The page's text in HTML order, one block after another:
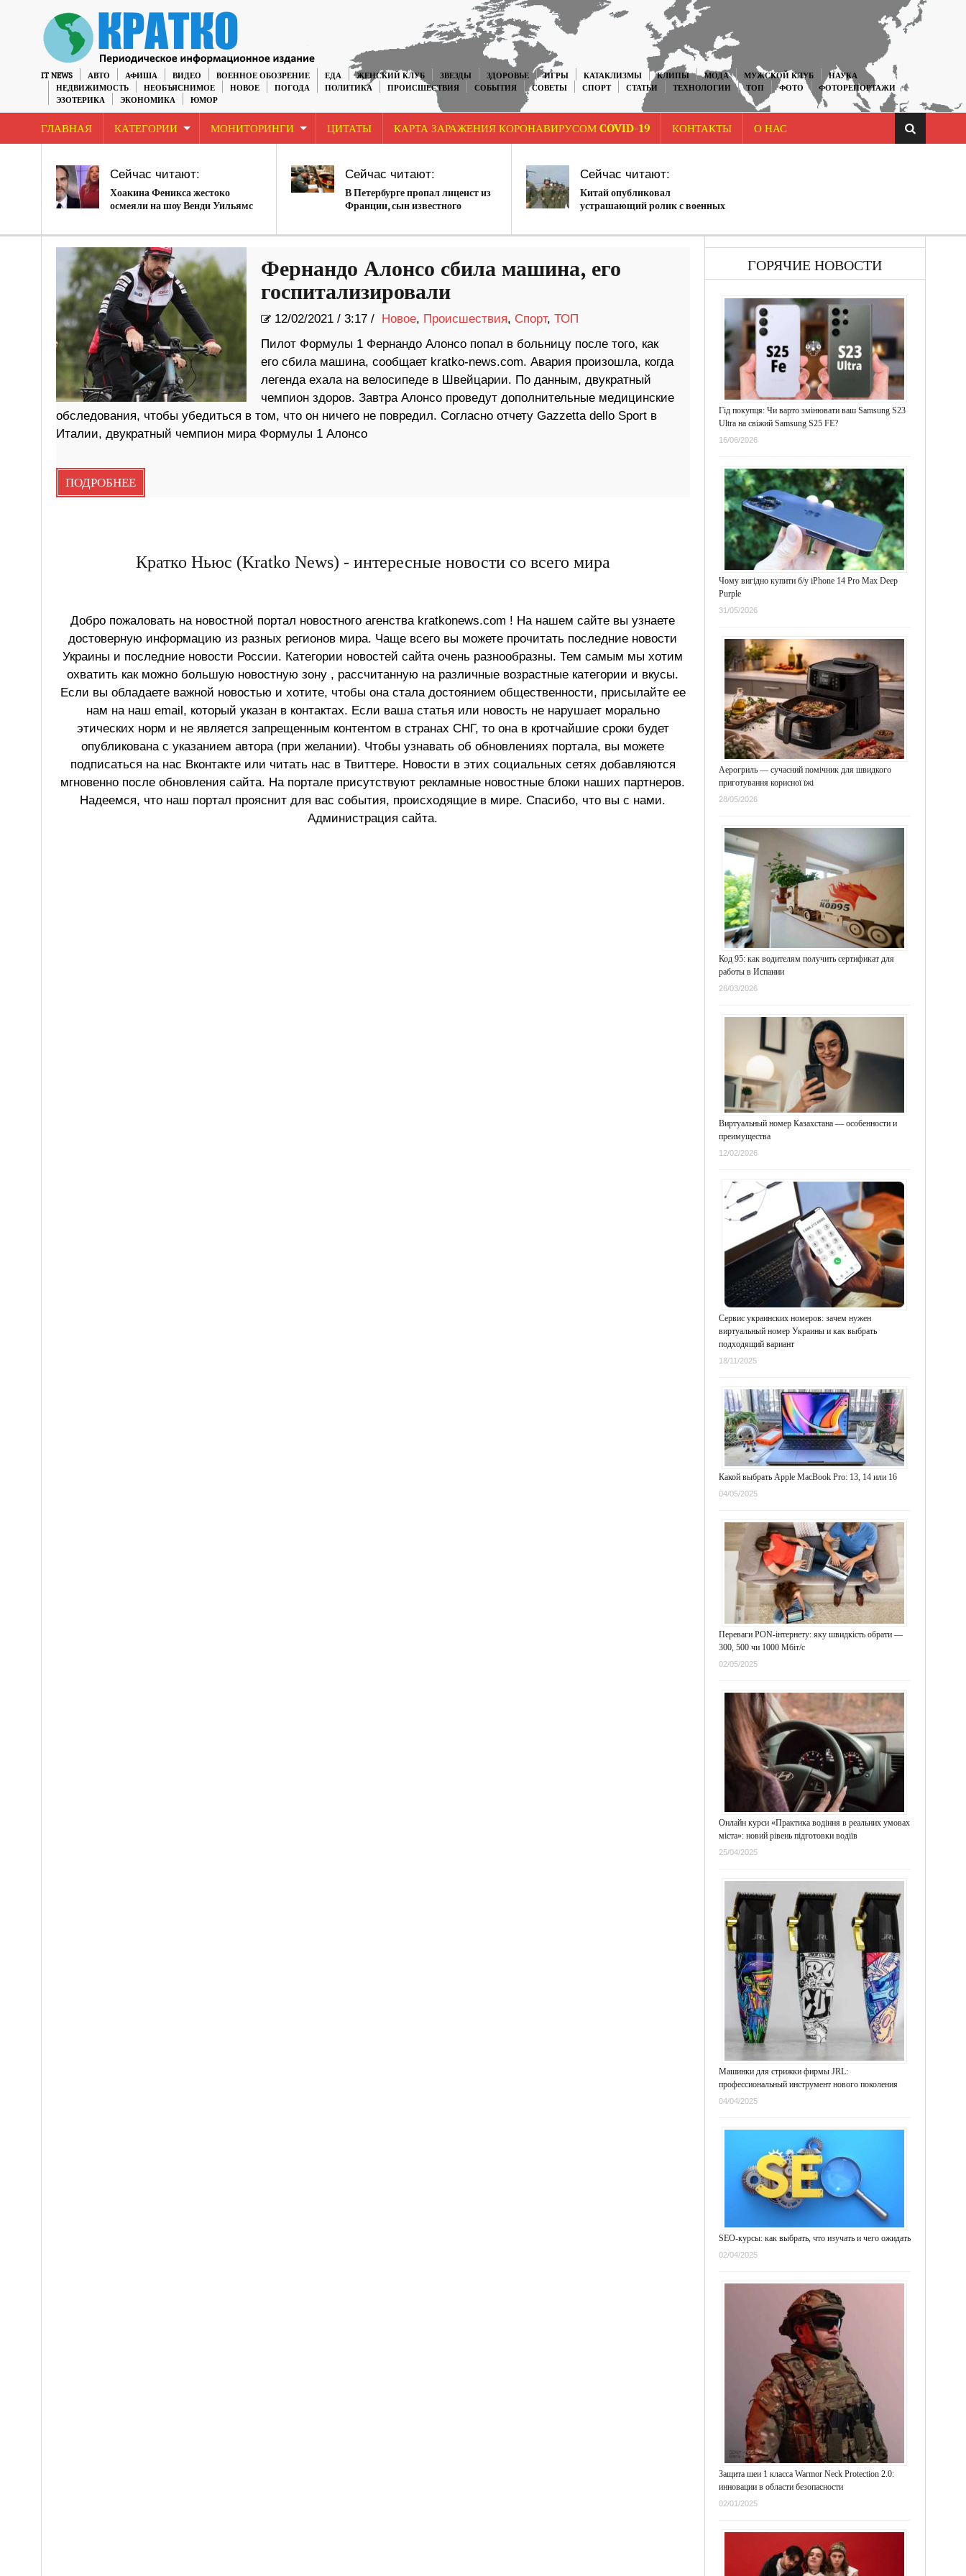
IT NEWS АВТО АФИША ВИДЕО ВОЕННОЕ ОБОЗРЕНИЕ ЕДА ЖЕНСКИЙ КЛУБ ЗВЕЗДЫ ЗДОРОВЬЕ ИГРЫ КАТАКЛИЗМЫ КЛИПЫ МОДА МУЖСКОЙ КЛУБ
НАУКА
НЕДВИЖИМОСТЬ
НЕОБЪЯСНИМОЕ НОВОЕ ПОГОДА ПОЛИТИКА ПРОИСШЕСТВИЯ СОБЫТИЯ СОВЕТЫ СПОРТ СТАТЬИ ТЕХНОЛОГИИ ТОП ФОТО
ФОТОРЕПОРТАЖИ
ЭЗОТЕРИКА
ЭКОНОМИКА ЮМОР
ГЛАВНАЯ КАТЕГОРИИ МОНИТОРИНГИ ЦИТАТЫ КАРТА ЗАРАЖЕНИЯ КОРОНАВИРУСОМ COVID-19 КОНТАКТЫ О НАС
Сейчас читают:
Хоакина Феникса жестоко
осмеяли на шоу Венди Уильямс
Сейчас читают:
В Петербурге пропал лицеист из
Франции, сын известного
Сейчас читают:
Китай опубликовал
устрашающий ролик с военных
Фернандо Алонсо сбила машина, его
госпитализировали
12/02/2021/ 3:17 / Новое, Происшествия, Спорт, ТОП
Пилот Формулы 1 Фернандо Алонсо попал в больницу после того, как
его сбила машина, сообщает kratko-news.com. Авария произошла, когда
легенда ехала на велосипеде в Швейцарии. По данным, двукратный
чемпион здоров. Завтра Алонсо проведут дополнительные медицинские
обследования, чтобы убедиться в том, что он ничего не повредил. Согласно отчету Gazzetta dello Sport в
Италии, двукратный чемпион мира Формулы 1 Алонсо
ПОДРОБНЕЕ
Кратко Ньюс (Kratko News) - интересные новости со всего мира
Добро пожаловать на новостной портал новостного агенства kratkonews.com ! На нашем сайте вы узнаете
достоверную информацию из разных регионов мира. Чаще всего вы можете прочитать последние новости
Украины и последние новости России. Категории новостей сайта очень разнообразны. Тем самым мы хотим
охватить как можно большую новостную зону , рассчитанную на различные возрастные категории и вкусы.
Если вы обладаете важной новостью и хотите, чтобы она стала достоянием общественности, присылайте ее
нам на наш email, который указан в контактах. Если ваша статья или новость не нарушает морально
этических норм и не является запрещенным контентом в странах СНГ, то она в кротчайшие сроки будет
опубликована с указанием автора (при желании). Чтобы узнавать об обновлениях портала, вы можете
подписаться на нас Вконтакте или читать нас в Твиттере. Новости в этих социальных сетях добавляются
мгновенно после обновления сайта. На портале присутствуют рекламные новостные блоки наших партнеров.
Надеемся, что наш портал прояснит для вас события, происходящие в мире. Спасибо, что вы с нами.
Администрация сайта.
ГОРЯЧИЕ НОВОСТИ
Гід покупця: Чи варто змінювати ваш Samsung S23
Ultra на свіжий Samsung S25 FE?
16/06/2026
Чому вигідно купити б/у iPhone 14 Pro Max Deep
Purple
31/05/2026
Аерогриль — сучасний помічник для швидкого
приготування корисної їжі
28/05/2026
Код 95: как водителям получить сертификат для
работы в Испании
26/03/2026
Виртуальный номер Казахстана — особенности и
преимущества
12/02/2026
Сервис украинских номеров: зачем нужен
виртуальный номер Украины и как выбрать
подходящий вариант
18/11/2025
Какой выбрать Apple MacBook Pro: 13, 14 или 16
04/05/2025
Переваги PON-інтернету: яку швидкість обрати —
300, 500 чи 1000 Мбіт/с
02/05/2025
Онлайн курси «Практика водіння в реальних умовах
міста»: новий рівень підготовки водіїв
25/04/2025
Машинки для стрижки фирмы JRL:
профессиональный инструмент нового поколения
04/04/2025
SEO-курсы: как выбрать, что изучать и чего ожидать
02/04/2025
Защита шеи 1 класса Warmor Neck Protection 2.0:
инновации в области безопасности
02/01/2025